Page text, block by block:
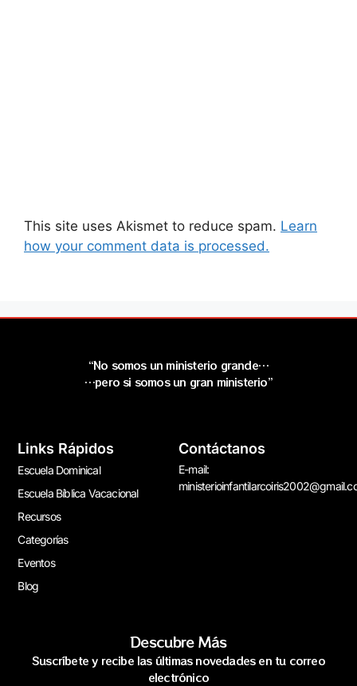
This site uses Akismet to reduce spam. Learn
how your comment data is processed.
“No somos un ministerio grande…
…pero si somos un gran ministerio”
Links Rápidos
Escuela Dominical
Escuela Bíblica Vacacional
Recursos
Categorías
Eventos
Blog
Contáctanos
E-mail:
Descubre Más
Suscríbete y recibe las últimas novedades en tu correo
electrónico